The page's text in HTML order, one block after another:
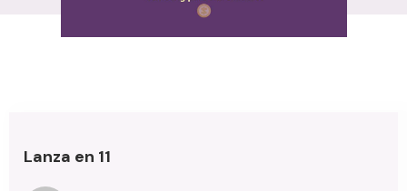
Lanza en 11